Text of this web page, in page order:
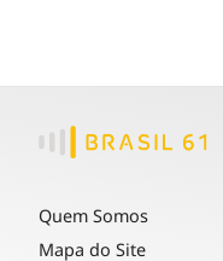
Quem Somos
Mapa do Site